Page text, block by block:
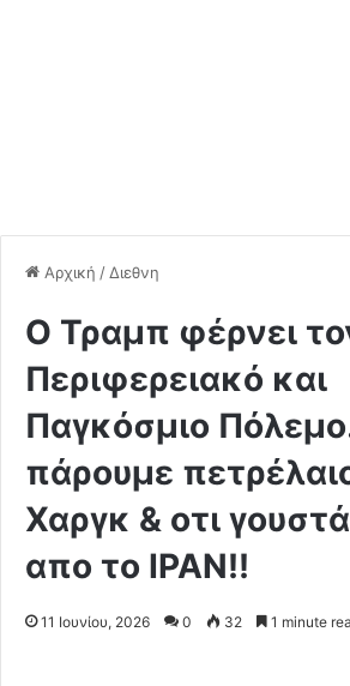
Αρχική / Διεθνη
Ο Τραμπ φέρνει
Περιφερειακό και
Παγκόσμιο
πάρουμε
Χαργκ & οτι
απο το ΙΡΑΝ!!
11 Ιουνίου, 2026 0 32 1 minute